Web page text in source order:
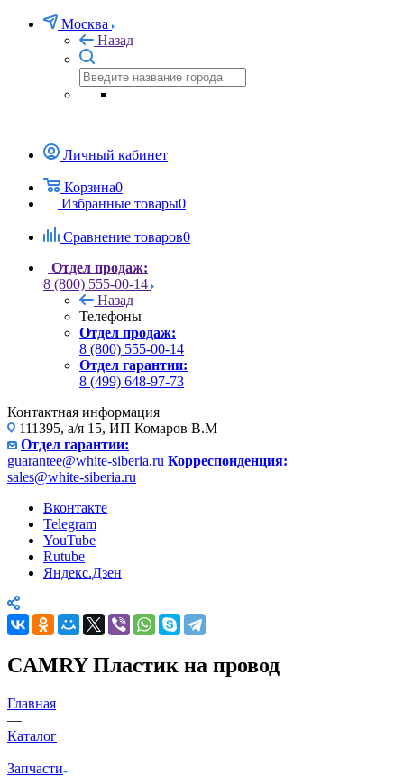
Москва
Назад
Личный кабинет
Корзина0
Избранные товары0
Сравнение товаров0
Отдел продаж:
8 (800) 555-00-14
Назад
Телефоны
Отдел продаж:
8 (800) 555-00-14
Отдел гарантии:
8 (499) 648-97-73
Контактная информация
111395, а/я 15, ИП Комаров В.М
Отдел гарантии:
guarantee@white-siberia.ru Корреспонденция:
sales@white-siberia.ru
Вконтакте
Telegram
YouTube
Rutube
Яндекс.Дзен
CAMRY Пластик на провод
Главная
—
Каталог
—
Запчасти